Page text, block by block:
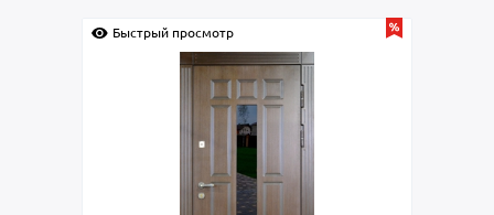
Быстрый просмотр